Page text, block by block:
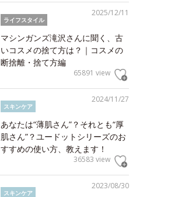
2025/12/11
ライフスタイル
マシンガンズ滝沢さんに聞く、古
いコスメの捨て方は？｜コスメの
断捨離・捨て方編
65891 view
2024/11/27
スキンケア
あなたは“薄肌さん”？それとも“厚
肌さん”？ユードットシリーズのお
すすめの使い方、教えます！
36583 view
2023/08/30
スキンケア